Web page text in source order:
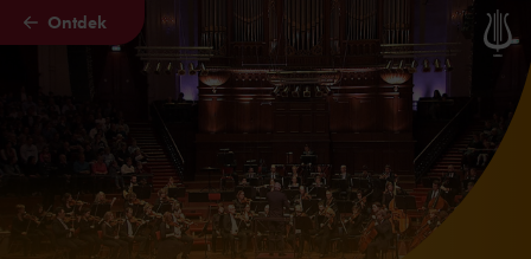
Naar hoofdcontent
Ontdek